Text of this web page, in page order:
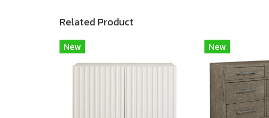
Related Product
New New